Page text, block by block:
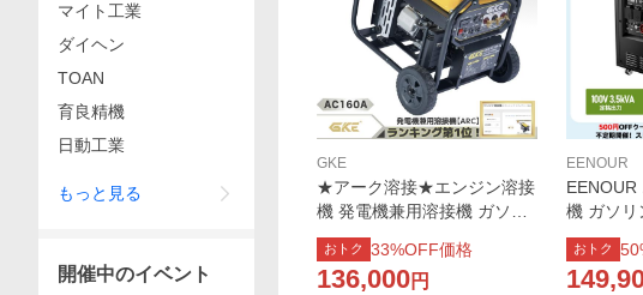
GKE
★アーク溶接★エンジン溶接
機 発電機兼用溶接機 ガソリ
ンエンジン溶接機 100V GKE
-AC160A アーク溶接 3.5kVA
AC 160A 溶接棒1.4〜4.0mm
おトク 33%OFF価格
136,000円
EENOUR
機 ガソリ
機 発電機
0kVA AC
ーク溶接
おトク 50
マイト工業
ダイヘン
TOAN
育良精機
日動工業
もっと見る
開催中のイベント